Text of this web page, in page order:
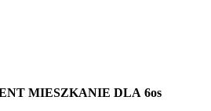
MIESZKANIE DLA 6os